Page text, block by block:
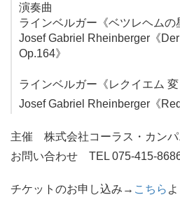
演奏曲
ラインベルガー《ベツレヘムの
Josef Gabriel Rheinberger《
Op.164》
ラインベルガー《レクイエム 変
Josef Gabriel Rheinberger《
主催 株式会社コーラス・カンパ
お問い合わせ TEL 075-415-
チケットのお申し込み→ こちら